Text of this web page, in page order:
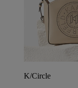
K/Circle